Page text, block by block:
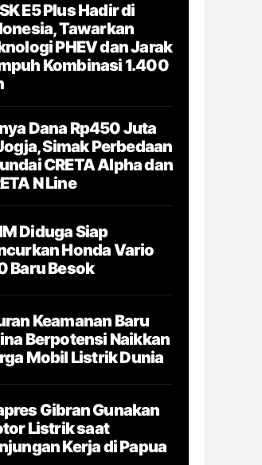
E5 Plus Hadir di
Tawarkan
PHEV dan Jarak
Kombinasi 1.400
Dana Rp450 Juta
Simak Perbedaan
CRETA Alpha dan
N Line
Diduga Siap
Honda Vario
Baru Besok
Keamanan Baru
Berpotensi Naikkan
Mobil Listrik Dunia
Gibran Gunakan
Listrik saat
Kerja di Papua